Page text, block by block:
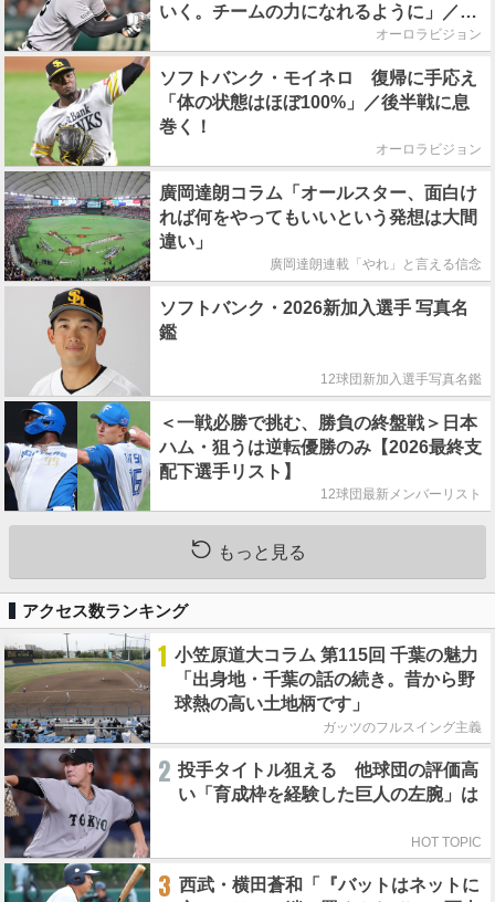
いく。チームの力になれるように」／後
オーロラビジョン
ソフトバンク・モイネロ 復帰に手応え
「体の状態はほぼ100%」／後半戦に息
巻く！
オーロラビジョン
廣岡達朗コラム「オールスター、面白け
れば何をやってもいいという発想は大間
違い」
廣岡達朗連載「やれ」と言える信念
ソフトバンク・2026新加入選手 写真名
鑑
12球団新加入選手写真名鑑
＜一戦必勝で挑む、勝負の終盤戦＞日本
ハム・狙うは逆転優勝のみ【2026最終支
配下選手リスト】
12球団最新メンバーリスト
もっと見る
アクセス数ランキング
1 小笠原道大コラム 第115回 千葉の魅力
「出身地・千葉の話の続き。昔から野
球熱の高い土地柄です」
ガッツのフルスイング主義
2 投手タイトル狙える 他球団の評価高
い「育成枠を経験した巨人の左腕」は
HOT TOPIC
3 西武・横田蒼和「『バットはネットに